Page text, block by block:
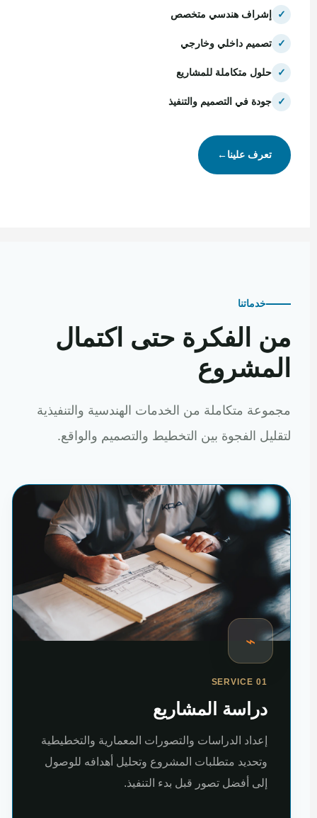
✓ إشراف هندسي متخصص
✓ تصميم داخلي وخارجي
✓ حلول متكاملة للمشاريع
✓ جودة في التصميم والتنفيذ
تعرف علينا←
خدماتنا
من الفكرة حتى اكتمال
المشروع
مجموعة متكاملة من الخدمات الهندسية والتنفيذية
لتقليل الفجوة بين التخطيط والتصميم والواقع.
⌁
SERVICE 01
دراسة المشاريع
إعداد الدراسات والتصورات المعمارية والتخطيطية
وتحديد متطلبات المشروع وتحليل أهدافه للوصول
إلى أفضل تصور قبل بدء التنفيذ.